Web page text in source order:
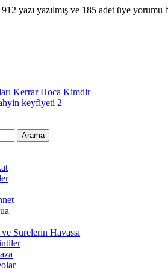
yazı yazılmış ve 185 adet üye yorumu
Kerrar Hoca Kimdir
keyfiyeti 2
Surelerin Havassı